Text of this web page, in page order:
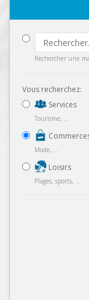
Rechercher une
Vous recherchez:
Services
Tourisme, ...
Mode, ...
Loisirs
Plages, sports, ...